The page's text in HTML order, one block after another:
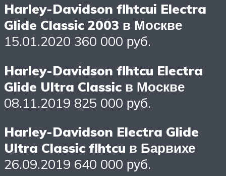
Harley-Davidson flhtcui Electra
Glide Classic 2003 в Москве
15.01.2020 360 000 руб.
Harley-Davidson flhtcu Electra
Glide Ultra Classic в Москве
08.11.2019 825 000 руб.
Harley-Davidson Electra Glide
Ultra Classic flhtcu в Барвихе
26.09.2019 640 000 руб.